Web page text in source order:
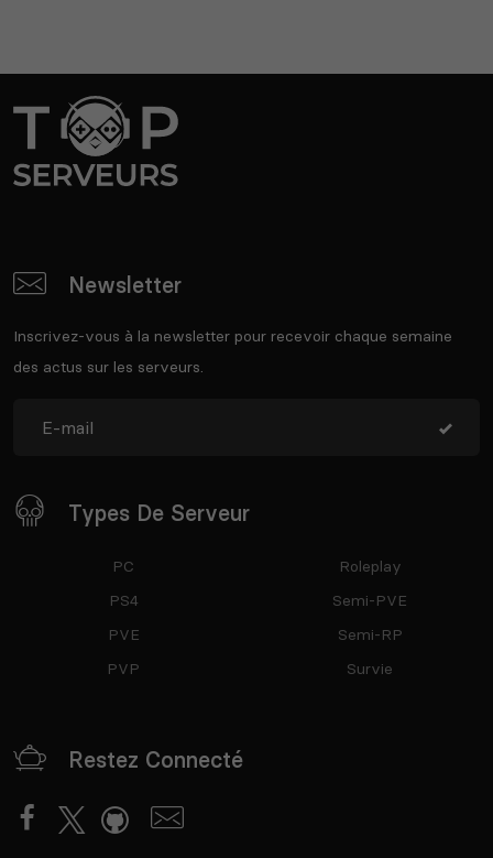
Newsletter
Inscrivez-vous à la newsletter pour recevoir chaque semaine
des actus sur les serveurs.
Types De Serveur
PC
PS4
PVE
PVP
Roleplay
Semi-PVE
Semi-RP
Survie
Restez Connecté